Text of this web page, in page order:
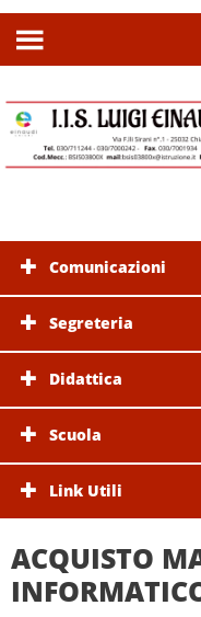
Comunicazioni
Segreteria
Didattica
Scuola
Link Utili
ACQUISTO